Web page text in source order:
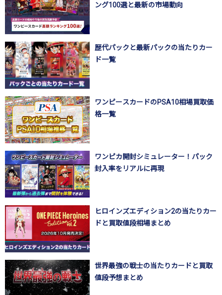
ング100選と最新の市場動向
歴代パックと最新パックの当たりカー
ド一覧
ワンピースカードのPSA10相場買取価
格一覧
ワンピカ開封シミュレーター！パック
封入率をリアルに再現
ヒロインズエディション2の当たりカー
ドと買取値段相場まとめ
世界最強の戦士の当たりカードと買取
値段予想まとめ